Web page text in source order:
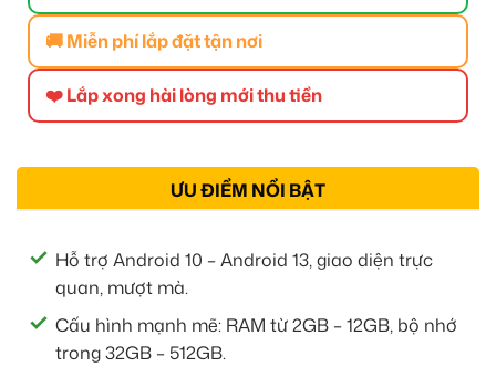
🚚 Miễn phí lắp đặt tận nơi
❤️ Lắp xong hài lòng mới thu tiền
ƯU ĐIỂM NỔI BẬT
Hỗ trợ Android 10 – Android 13, giao diện trực
quan, mượt mà.
Cấu hình mạnh mẽ: RAM từ 2GB – 12GB, bộ nhớ
trong 32GB – 512GB.